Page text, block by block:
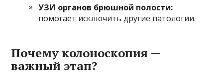
УЗИ органов брюшной полости:
помогает исключить другие патологии.
Почему колоноскопия —
важный этап?